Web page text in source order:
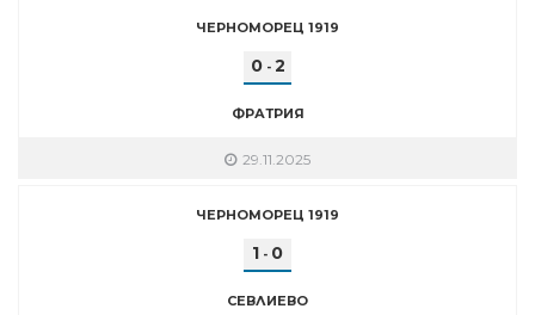
ЧЕРНОМОРЕЦ 1919
0- 2
ФРАТРИЯ
29.11.2025
ЧЕРНОМОРЕЦ 1919
1 - 0
СЕВЛИЕВО